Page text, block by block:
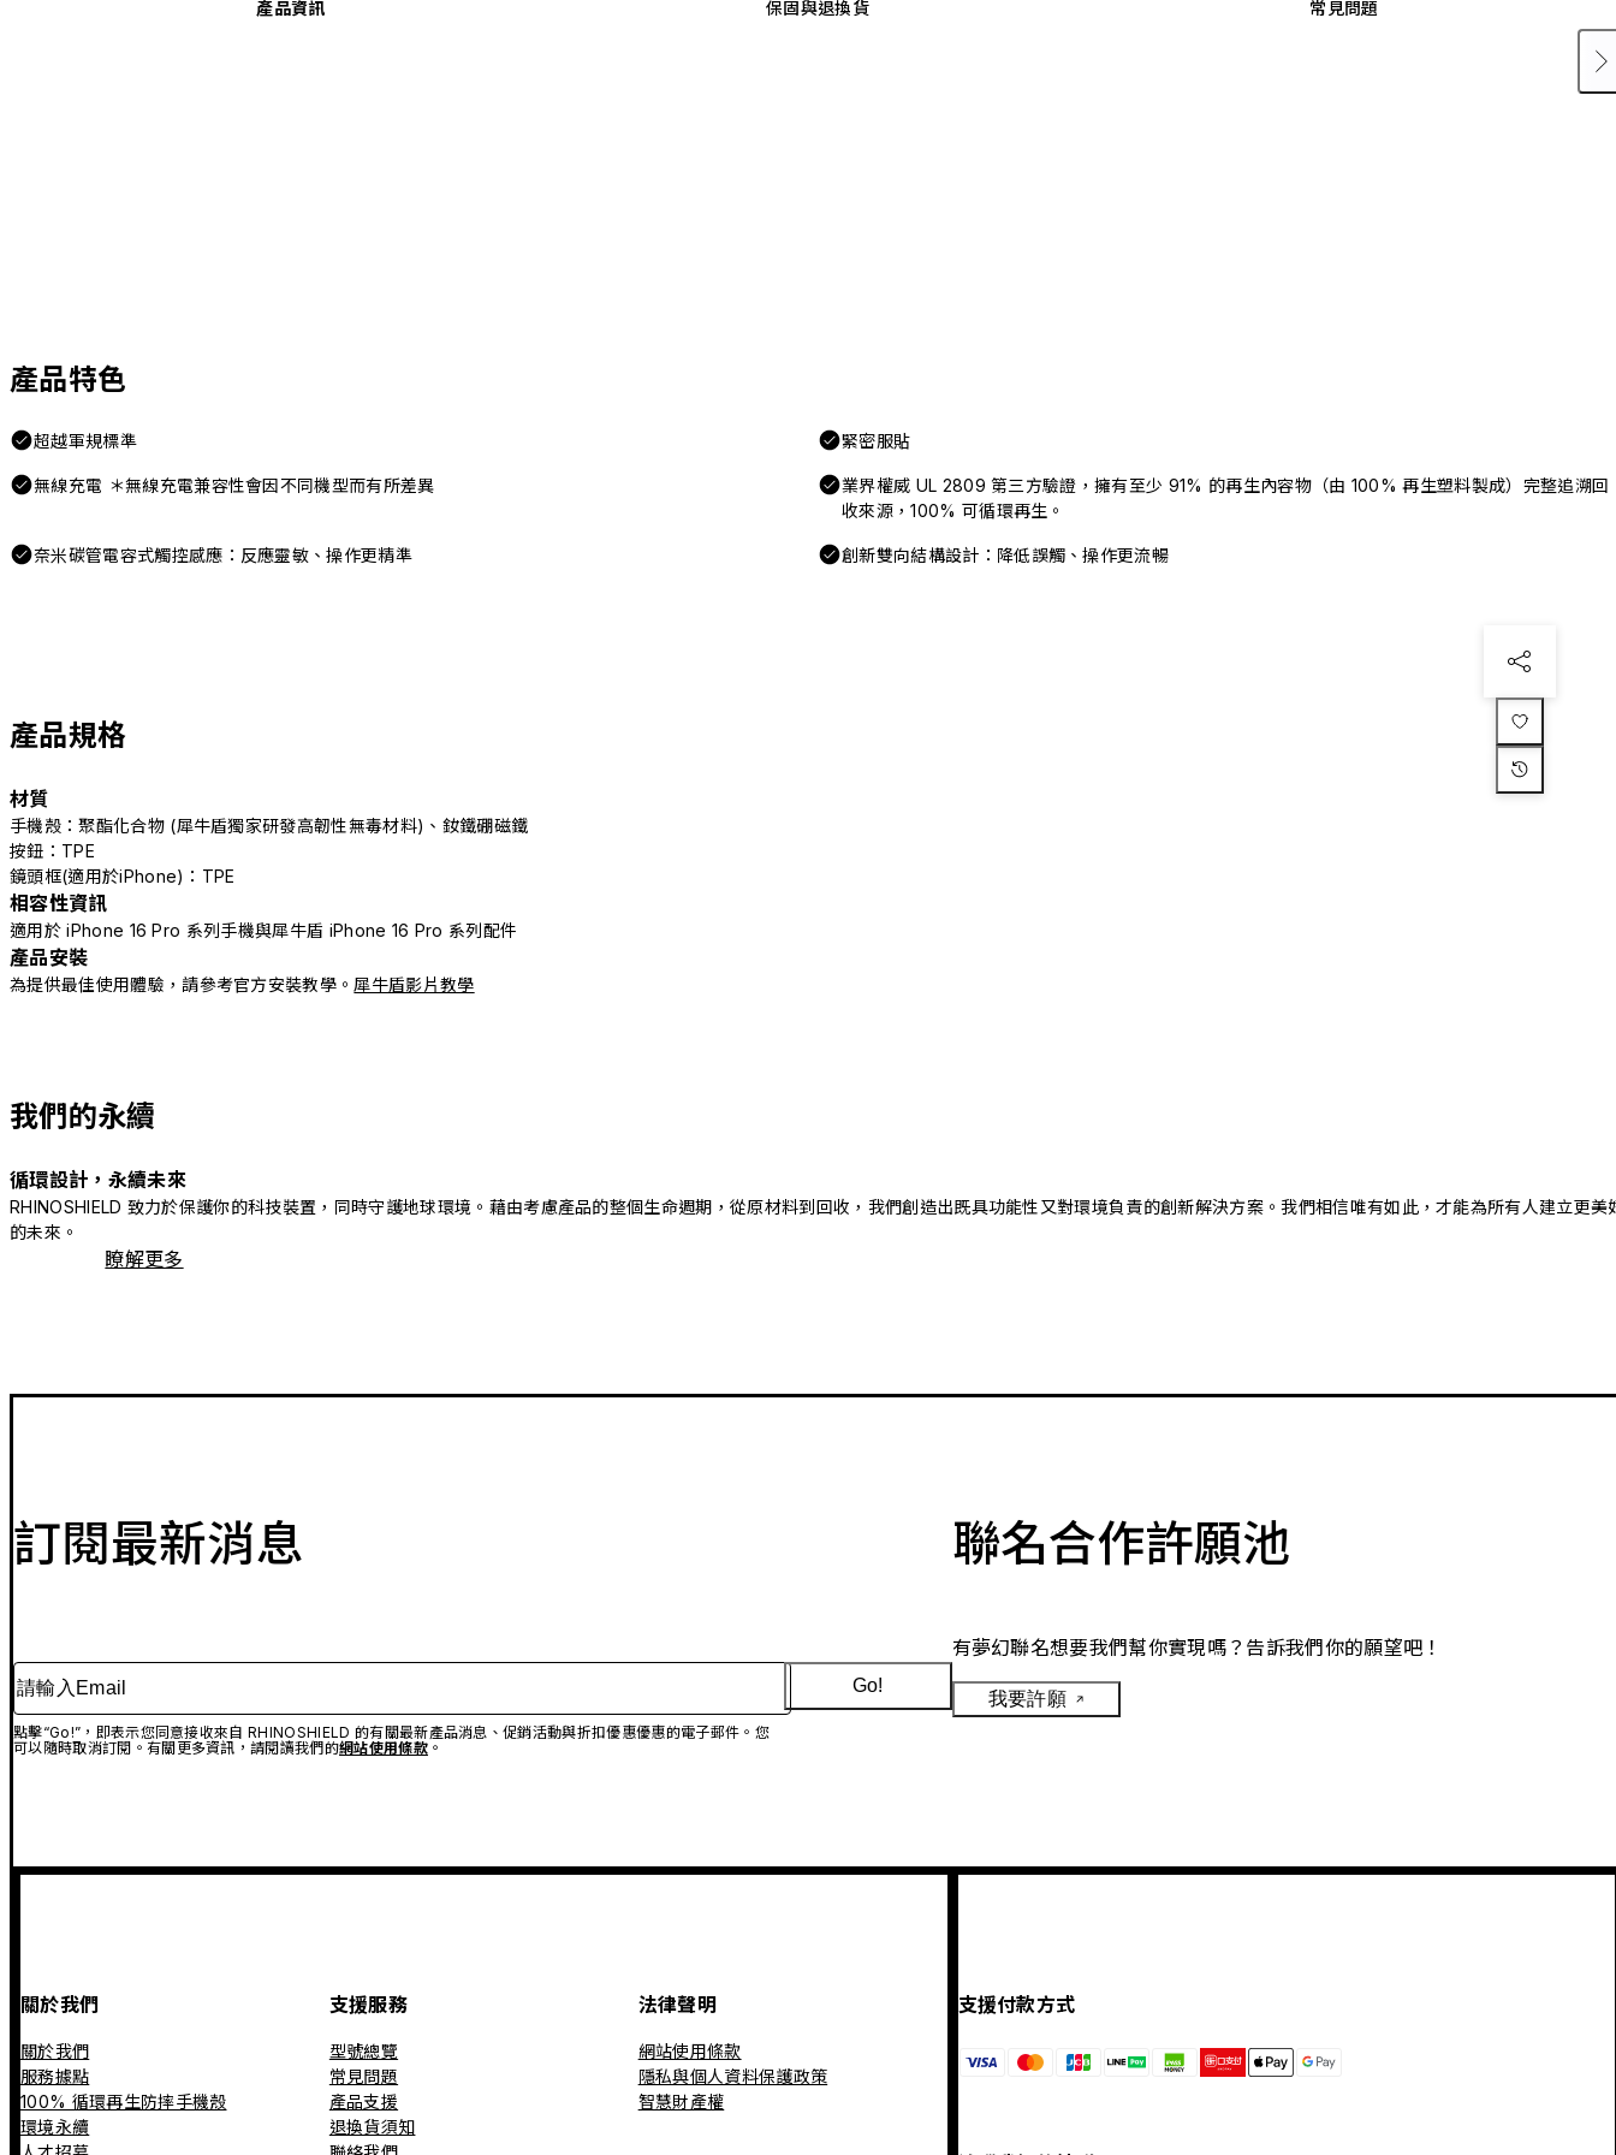
產品資訊 保固與退換貨 常見問題
產品特色
超越軍規標準 緊密服貼
無線充電 ＊無線充電兼容性會因不同機型而有所差異
業界權威 UL 2809 第三方驗證，擁有至少 91% 的再生內容物（由 100% 再生塑料製成）完整追溯回
收來源，100% 可循環再生。
奈米碳管電容式觸控感應：反應靈敏、操作更精準 創新雙向結構設計：降低誤觸、操作更流暢
產品規格
材質
手機殼：聚酯化合物 (犀牛盾獨家研發高韌性無毒材料)、釹鐵硼磁鐵
按鈕：TPE
鏡頭框(適用於iPhone)：TPE
相容性資訊
適用於 iPhone 16 Pro 系列手機與犀牛盾 iPhone 16 Pro 系列配件
產品安裝
為提供最佳使用體驗，請參考官方安裝教學。 犀牛盾影片教學
我們的永續
循環設計，永續未來
RHINOSHIELD 致力於保護你的科技裝置，同時守護地球環境。藉由考慮產品的整個生命週期，從原材料到回收，我們創造出既具功能性又對環境負責的創新解決方案。我們相信唯有如此，才能為所有人建立更美
的未來。
瞭解更多
訂閱最新消息
請輸入Email
點擊“Go!”，即表示您同意接收來自 RHINOSHIELD 的有關最新產品消息、促銷活動與折扣優惠優惠的電子郵件。您
可以隨時取消訂閱。有關更多資訊，請閱讀我們的網站使用條款。
Go!
聯名合作許願池
有夢幻聯名想要我們幫你實現嗎？告訴我們你的願望吧！
我要許願
關於我們
關於我們
服務據點
100% 循環再生防摔手機殼
環境永續
支援服務
型號總覽
常見問題
產品支援
退換貨須知
法律聲明
網站使用條款
隱私與個人資料保護政策
智慧財產權
支援付款方式